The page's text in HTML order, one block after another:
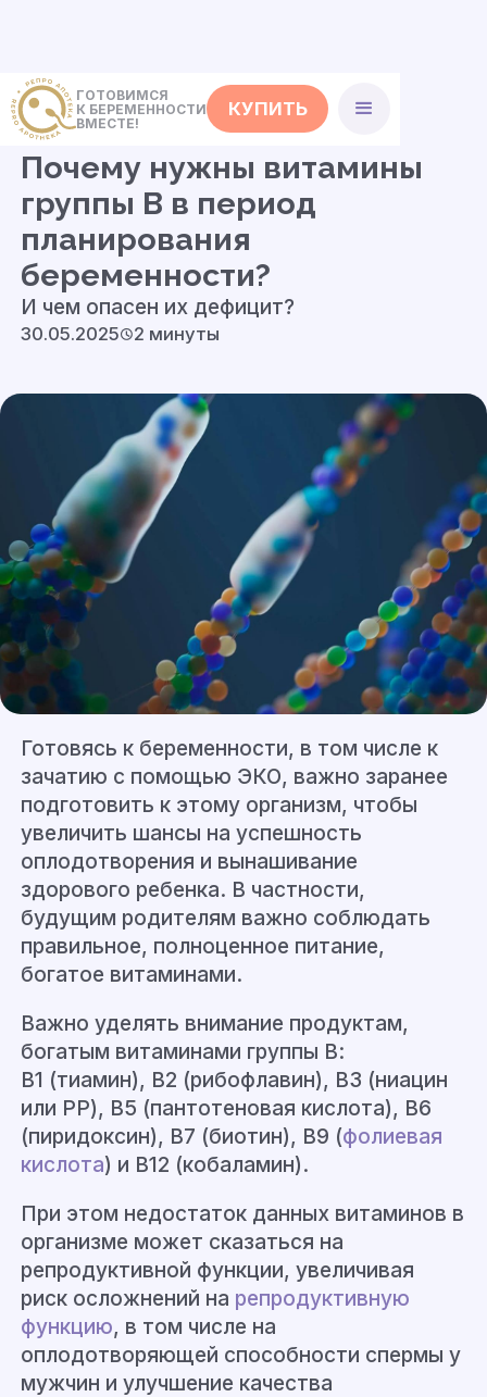
ГОТОВИМСЯ
К БЕРЕМЕННОСТИ
ВМЕСТЕ!
КУПИТЬ
<- Статьи
Почему нужны витамины
группы В в период
планирования
беременности?
И чем опасен их дефицит?
30.05.2025 2 минуты
Готовясь к беременности, в том числе к
зачатию с помощью ЭКО, важно заранее
подготовить к этому организм, чтобы
увеличить шансы на успешность
оплодотворения и вынашивание
здорового ребенка. В частности,
будущим родителям важно соблюдать
правильное, полноценное питание,
богатое витаминами.
Важно уделять внимание продуктам,
богатым витаминами группы В:
B1 (тиамин), B2 (рибофлавин), B3 (ниацин
или РР), B5 (пантотеновая кислота), B6
(пиридоксин), B7 (биотин), B9 (фолиевая
кислота) и B12 (кобаламин).
При этом недостаток данных витаминов в
организме может сказаться на
репродуктивной функции, увеличивая
риск осложнений на репродуктивную
функцию, в том числе на
оплодотворяющей способности спермы у
мужчин и улучшение качества